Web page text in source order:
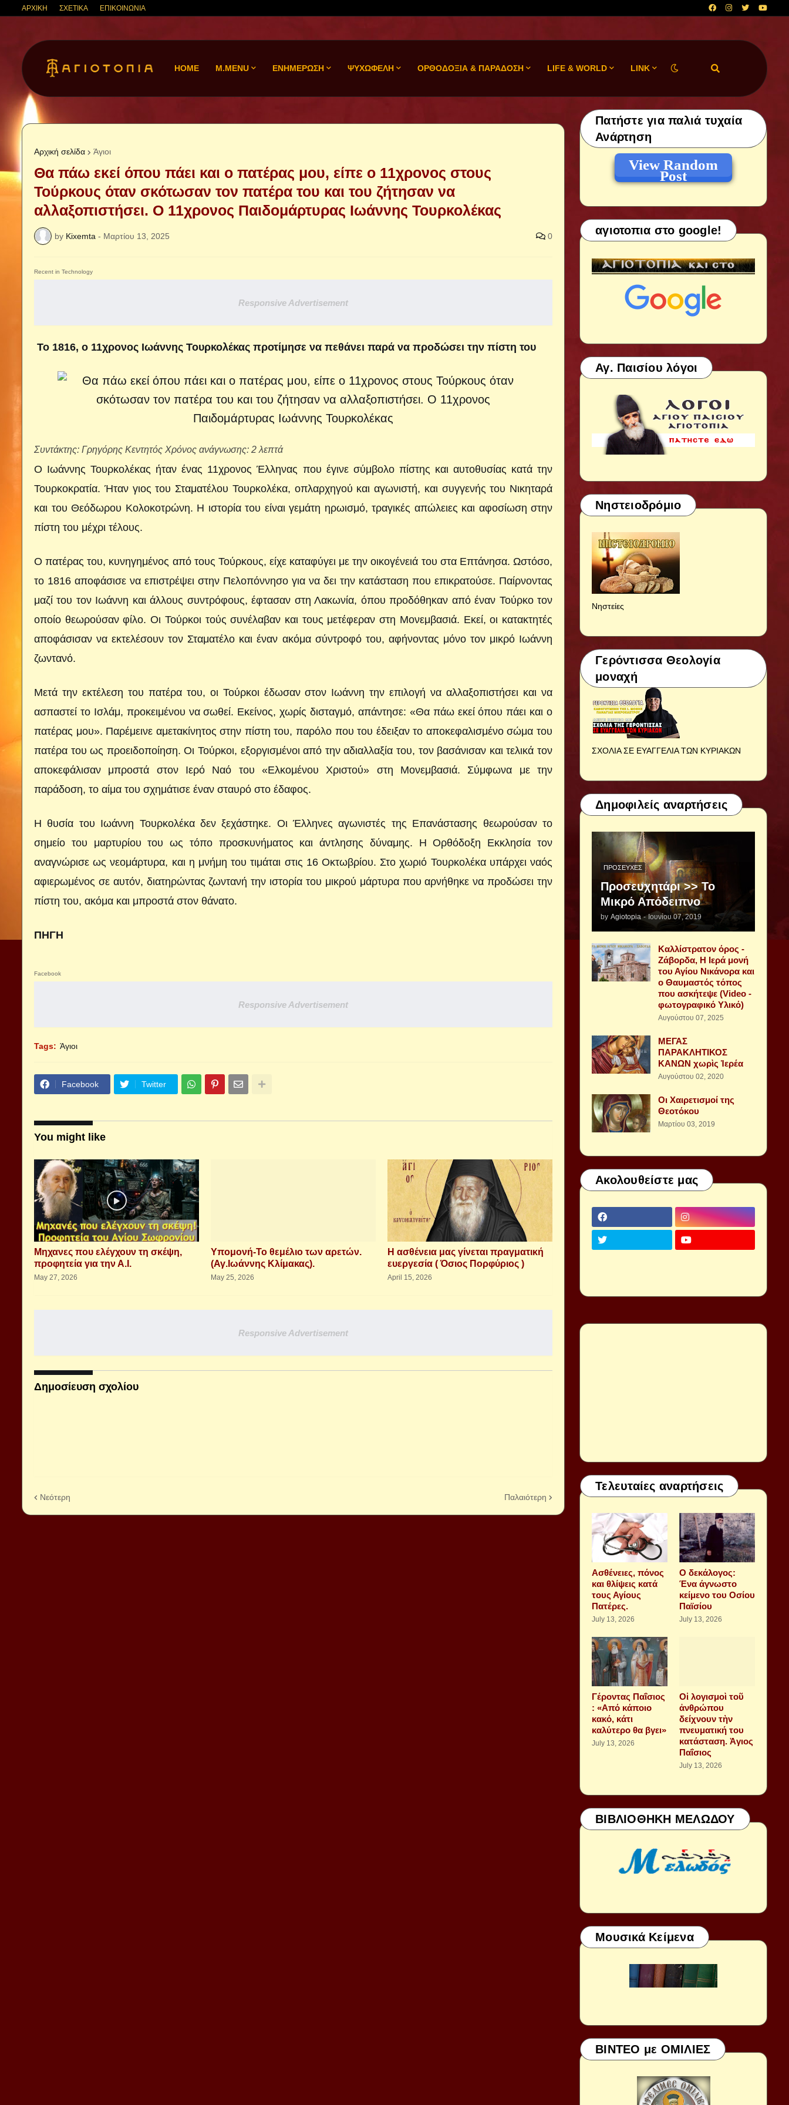
ΑΡΧΙΚΗ ΣΧΕΤΙΚΑ ΕΠΙΚΟΙΝΩΝΙΑ
HOME M.MENU ΕΝΗΜΕΡΩΣΗ ΨΥΧΩΦΕΛΗ ΟΡΘΟΔΟΞΙΑ & ΠΑΡΑΔΟΣΗ LIFE & WORLD LINK
Αρχική σελίδα Άγιοι
Θα πάω εκεί όπου πάει και ο πατέρας μου, είπε ο 11χρονος στους
Τούρκους όταν σκότωσαν τον πατέρα του και του ζήτησαν να
αλλαξοπιστήσει. Ο 11χρονος Παιδομάρτυρας Ιωάννης Τουρκολέκας
by Kixemta - Μαρτίου 13, 2025 0
Recent in Technology
Responsive Advertisement
Το 1816, ο 11χρονος Ιωάννης Τουρκολέκας προτίμησε να πεθάνει παρά να προδώσει την πίστη του
Συντάκτης: Γρηγόρης Κεντητός Χρόνος ανάγνωσης: 2 λεπτά
Ο Ιωάννης Τουρκολέκας ήταν ένας 11χρονος Έλληνας που έγινε σύμβολο πίστης και αυτοθυσίας κατά την
Τουρκοκρατία. Ήταν γιος του Σταματέλου Τουρκολέκα, οπλαρχηγού και αγωνιστή, και συγγενής του Νικηταρά
και του Θεόδωρου Κολοκοτρώνη. Η ιστορία του είναι γεμάτη ηρωισμό, τραγικές απώλειες και αφοσίωση στην
πίστη του μέχρι τέλους.
Ο πατέρας του, κυνηγημένος από τους Τούρκους, είχε καταφύγει με την οικογένειά του στα Επτάνησα. Ωστόσο,
το 1816 αποφάσισε να επιστρέψει στην Πελοπόννησο για να δει την κατάσταση που επικρατούσε. Παίρνοντας
μαζί του τον Ιωάννη και άλλους συντρόφους, έφτασαν στη Λακωνία, όπου προδόθηκαν από έναν Τούρκο τον
οποίο θεωρούσαν φίλο. Οι Τούρκοι τούς συνέλαβαν και τους μετέφεραν στη Μονεμβασιά. Εκεί, οι κατακτητές
αποφάσισαν να εκτελέσουν τον Σταματέλο και έναν ακόμα σύντροφό του, αφήνοντας μόνο τον μικρό Ιωάννη
ζωντανό.
Μετά την εκτέλεση του πατέρα του, οι Τούρκοι έδωσαν στον Ιωάννη την επιλογή να αλλαξοπιστήσει και να
ασπαστεί το Ισλάμ, προκειμένου να σωθεί. Εκείνος, χωρίς δισταγμό, απάντησε: «Θα πάω εκεί όπου πάει και ο
πατέρας μου». Παρέμεινε αμετακίνητος στην πίστη του, παρόλο που του έδειξαν το αποκεφαλισμένο σώμα του
πατέρα του ως προειδοποίηση. Οι Τούρκοι, εξοργισμένοι από την αδιαλλαξία του, τον βασάνισαν και τελικά τον
αποκεφάλισαν μπροστά στον Ιερό Ναό του «Ελκομένου Χριστού» στη Μονεμβασιά. Σύμφωνα με την
παράδοση, το αίμα του σχημάτισε έναν σταυρό στο έδαφος.
Η θυσία του Ιωάννη Τουρκολέκα δεν ξεχάστηκε. Οι Έλληνες αγωνιστές της Επανάστασης θεωρούσαν το
σημείο του μαρτυρίου του ως τόπο προσκυνήματος και άντλησης δύναμης. Η Ορθόδοξη Εκκλησία τον
αναγνώρισε ως νεομάρτυρα, και η μνήμη του τιμάται στις 16 Οκτωβρίου. Στο χωριό Τουρκολέκα υπάρχει ναός
αφιερωμένος σε αυτόν, διατηρώντας ζωντανή την ιστορία του μικρού μάρτυρα που αρνήθηκε να προδώσει την
πίστη του, ακόμα και μπροστά στον θάνατο.
ΠΗΓΗ
Facebook
Responsive Advertisement
Tags: Άγιοι
Facebook Twitter
You might like
Μηχανες που ελέγχουν τη σκέψη,
προφητεία για την Α.Ι.
May 27, 2026
Υπομονή-Το θεμέλιο των αρετών.
(Αγ.Ιωάννης Κλίμακας).
May 25, 2026
Η ασθένεια μας γίνεται πραγματική
ευεργεσία ( Όσιος Πορφύριος )
April 15, 2026
Responsive Advertisement
Δημοσίευση σχολίου
Νεότερη Παλαιότερη
Πατήστε για παλιά τυχαία
Ανάρτηση
View Random
Post
αγιοτοπια στο google!
Αγ. Παισίου λόγοι
Νηστειοδρόμιο
Νηστείες
Γερόντισσα Θεολογία
μοναχή
ΣΧΟΛΙΑ ΣΕ ΕΥΑΓΓΕΛΙΑ ΤΩΝ ΚΥΡΙΑΚΩΝ
Δημοφιλείς αναρτήσεις
ΠΡΟΣΕΥΧΈΣ
Προσευχητάρι >> Το
Μικρό Απόδειπνο
by Agiotopia - Ιουνίου 07, 2019
Καλλίστρατον όρος -
Ζάβορδα, Η Ιερά μονή
του Αγίου Νικάνορα και
ο Θαυμαστός τόπος
που ασκήτεψε (Video -
φωτογραφικό Υλικό)
Αυγούστου 07, 2025
ΜΕΓΑΣ
ΠΑΡΑΚΛΗΤΙΚΟΣ
ΚΑΝΩΝ χωρὶς Ἱερέα
Αυγούστου 02, 2020
Οι Χαιρετισμοί της
Θεοτόκου
Μαρτίου 03, 2019
Ακολουθείστε μας
Τελευταίες αναρτήσεις
Aσθένειες, πόνος
και θλίψεις κατά
τους Αγίους
Πατέρες.
July 13, 2026
Ο δεκάλογος:
Ένα άγνωστο
κείμενο του Οσίου
Παϊσίου
July 13, 2026
Γέροντας Παΐσιος
: «Από κάποιο
κακό, κάτι
καλύτερο θα βγει»
July 13, 2026
Οἱ λογισμοὶ τοῦ
ἀνθρώπου
δείχνουν τὴν
πνευματική του
κατάσταση. Ἁγιος
Παΐσιος
July 13, 2026
ΒΙΒΛΙΟΘΗΚΗ ΜΕΛΩΔΟΥ
Μουσικά Κείμενα
ΒΙΝΤΕΟ με ΟΜΙΛΙΕΣ